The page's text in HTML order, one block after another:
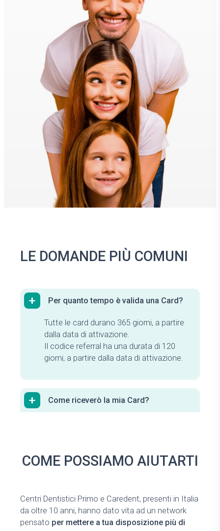
LE DOMANDE PIÙ COMUNI
+ Per quanto tempo è valida una Card?
Tutte le card durano 365 giorni, a partire
dalla data di attivazione.
Il codice referral ha una durata di 120
giorni, a partire dalla data di attivazione.
+ Come riceverò la mia Card?
COME POSSIAMO AIUTARTI
Centri Dentistici Primo e Caredent, presenti in Italia
da oltre 10 anni, hanno dato vita ad un network
pensato per mettere a tua disposizione più di